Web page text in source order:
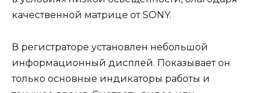
качественной матрице от SONY.
В регистраторе установлен небольшой
информационный дисплей. Показывает он
только основные индикаторы работы и